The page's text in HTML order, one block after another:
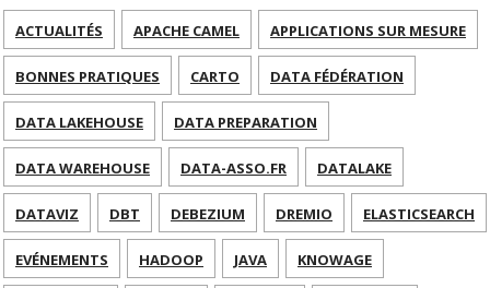
ACTUALITÉS APACHE CAMEL APPLICATIONS SUR MESURE
BONNES PRATIQUES CARTO DATA FÉDÉRATION
DATA LAKEHOUSE DATA PREPARATION
DATA WAREHOUSE DATA-ASSO.FR DATALAKE
DATAVIZ DBT DEBEZIUM DREMIO ELASTICSEARCH
EVÉNEMENTS HADOOP JAVA KNOWAGE